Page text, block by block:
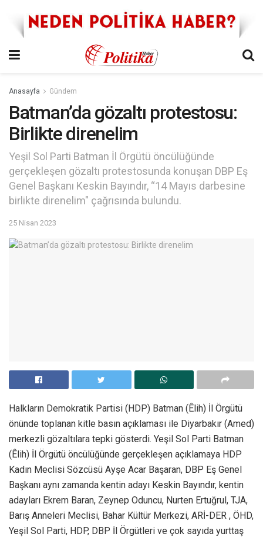
Anasayfa Gündem
Batman’da gözaltı protestosu:
Birlikte direnelim
Yeşil Sol Parti Batman İl Örgütü öncülüğünde
gerçekleşen gözaltı protestosunda konuşan DBP Eş
Genel Başkanı Keskin Bayındır, “14 Mayıs darbesine
birlikte direnelim" çağrısında bulundu.
25 Nisan 2023
Halkların Demokratik Partisi (HDP) Batman (Êlih) İl Örgütü
önünde toplanan kitle basın açıklaması ile Diyarbakır (Amed)
merkezli gözaltılara tepki gösterdi. Yeşil Sol Parti Batman
(Êlih) İl Örgütü öncülüğünde gerçekleşen açıklamaya HDP
Kadın Meclisi Sözcüsü Ayşe Acar Başaran, DBP Eş Genel
Başkanı aynı zamanda kentin adayı Keskin Bayındır, kentin
adayları Ekrem Baran, Zeynep Oduncu, Nurten Ertuğrul, TJA,
Barış Anneleri Meclisi, Bahar Kültür Merkezi, ARİ-DER , ÖHD,
Yeşil Sol Parti, HDP, DBP İl Örgütleri ve çok sayıda yurttaş